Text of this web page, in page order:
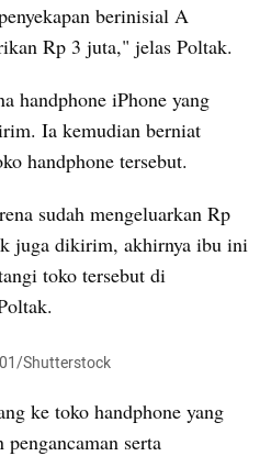
berinisial A
Rp 3 juta," jelas Poltak.
handphone iPhone yang
Ia kemudian berniat
handphone tersebut.
sudah mengeluarkan Rp
juga dikirim, akhirnya ibu ini
toko tersebut di
Shutterstock
ke toko handphone yang
serta